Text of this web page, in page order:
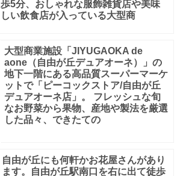
歩5分、おしゃれな服飾雑貨店や美味
しい飲食店が入っている大型商
大型商業施設「JIYUGAOKA de
aone（自由が丘デュアオーネ）」の
地下一階にある高品質スーパーマーケ
ットで「ピーコックストア/自由が丘
デュアオーネ店」。 フレッシュな旬
なお野菜から果物、産地や製法を厳選
した品々、できたての
自由が丘にも何軒かお花屋さんがあり
ます。自由が丘駅南口を右に出て徒歩